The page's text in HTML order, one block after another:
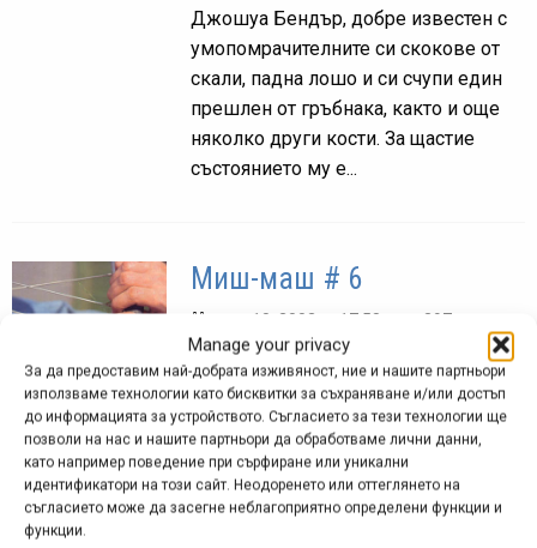
Manage your privacy
За да предоставим най-добрата изживяност, ние и нашите партньори
използваме технологии като бисквитки за съхраняване и/или достъп
до информацията за устройството. Съгласието за тези технологии ще
позволи на нас и нашите партньори да обработваме лични данни,
като например поведение при сърфиране или уникални
идентификатори на този сайт. Неодоренето или оттеглянето на
съгласието може да засегне неблагоприятно определени функции и
функции.
Джошуа Бендър, добре известен с
умопомрачителните си скокове от
скали, падна лошо и си счупи един
прешлен от гръбнака, както и още
няколко други кости. За щастие
състоянието му е...
Миш-маш # 6
ное. 10, 2002 at 17:58. 397
Интересен начин за определяне на
износването на гумите прочетох в
едно списание. Повечето от нас
гледат на око дали и колко са
износени грайферите, а също така
съдят и по...